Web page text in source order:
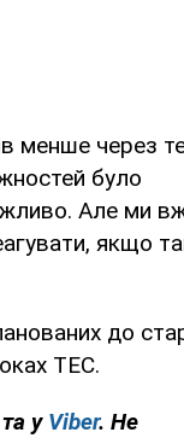
менше через
було
Але ми
якщо
до
ТЕС.
у Viber. Не